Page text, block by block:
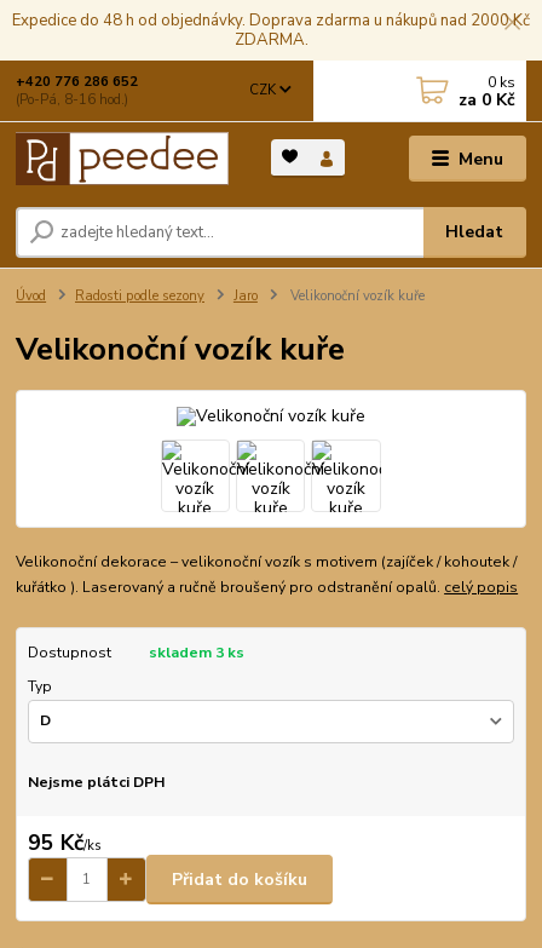
Expedice do 48 h od objednávky. Doprava zdarma u nákupů nad 2000 Kč
ZDARMA.
Menu
CZK
Hledat
+420 776 286 652
(Po-Pá, 8-16 hod.)
0 ks
za 0 Kč
Úvod Radosti podle sezony Jaro Velikonoční vozík kuře
Velikonoční vozík kuře
Velikonoční dekorace – velikonoční vozík s motivem (zajíček / kohoutek /
kuřátko ). Laserovaný a ručně broušený pro odstranění opalů. celý popis
Dostupnost
skladem 3 ks
Typ
Nejsme plátci DPH
95 Kč/ks
Přidat do košíku